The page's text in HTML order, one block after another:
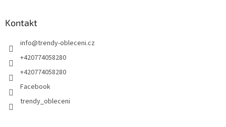
Kontakt
info@trendy-obleceni.cz
+420774058280
+420774058280
Facebook
trendy_obleceni